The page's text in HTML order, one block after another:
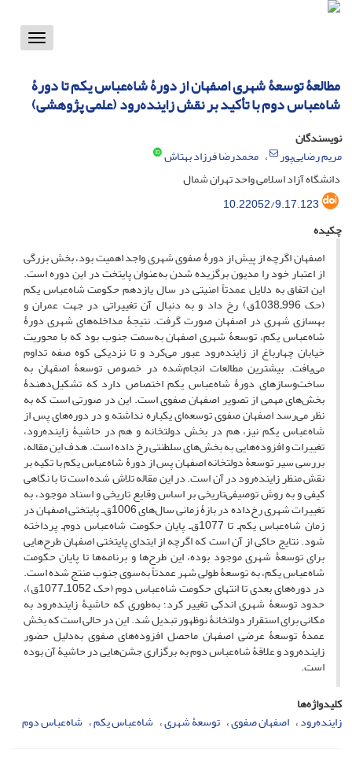
Toggle
مطالعۀ توسعۀ شهری اصفهان از دورۀ شاه‌عباس یکم تا دورۀ
شاه‌عباس دوم با تأکید بر نقش زاینده‌رود (علمی پژوهشی)
نویسندگان
مریم رضایی‌پور
محمدرضا فرزاد بهتاش
دانشگاه آزاد اسلامی واحد تهران شمال
10.22052/9.17.123
چکیده
اصفهان اگرچه از پیش از دورۀ صفوی شهری واجد اهمیت بود، بخش بزرگی
از اعتبار خود را مدیون برگزیده شدن به‌عنوان پایتخت در این دوره است.
این اتفاق به دلایل عمدتاً امنیتی در سال یازدهم حکومت شاه‌عباس یکم
(حک 996ـ1038ق) رخ داد و به ‌دنبال آن تغییراتی در جهت عمران و
بهسازی شهری در اصفهان صورت گرفت. نتیجۀ مداخله‌های شهری دورۀ
شاه‌عباس یکم، توسعۀ شهری اصفهان به‌سمت جنوب بود که با محوریت
خیابان چهارباغ از زاینده‌رود عبور می‌کرد و تا نزدیکی کوه صفه تداوم
می‌یافت. بیشترین مطالعات انجام‌شده در خصوص توسعۀ اصفهان به
ساخت‌وسازهای دورۀ شاه‌عباس یکم اختصاص دارد که تشکیل‌دهندۀ
بخش‌های مهمی از تصویر اصفهان صفوی است. این در صورتی است که به
نظر می‌رسد اصفهان صفوی توسعه‌ای یکباره نداشته و در دوره‌های پس از
شاه‌عباس یکم نیز، هم در بخش دولتخانه و هم در حاشیۀ زاینده‌رود،
تغییرات و افزوده‌هایی به بخش‌های سلطنتی رخ داده است. هدف این مقاله،
بررسی سیر توسعۀ دولتخانه اصفهان پس از دورۀ شاه‌عباس یکم با تکیه بر
نقش منظر زاینده‌رود در آن است. در این مقاله تلاش شده است تا با نگاهی
کیفی و به روش توصیفی‌تاریخی بر اساس وقایع تاریخی و اسناد موجود، به
تغییرات شهری رخ‌داده در بازۀ زمانی سال‌های 1006ق‌ـ پایتختی اصفهان در
زمان شاه‌عباس یکم‌ـ تا 1077ق‌ـ پایان حکومت شاه‌عباس دوم‌ـ پرداخته
شود. نتایج حاکی از آن است که اگرچه از ابتدای پایتختی اصفهان طرح‌هایی
برای توسعۀ شهری موجود بوده، این طرح‌ها و برنامه‌ها تا پایان حکومت
شاه‌عباس یکم، به توسعۀ طولی شهر عمدتاً به‌سوی جنوب منتج شده است.
در دوره‌های بعدی تا انتهای حکومت شاه‌عباس دوم (حک 1052ـ1077ق)،
حدود توسعۀ شهری اندکی تغییر کرد؛ به‌طوری که حاشیۀ زاینده‌رود به
مکانی برای استقرار دولتخانۀ نوظهور تبدیل شد. این در حالی است که بخش
عمدۀ توسعۀ عرضی اصفهان ماحصل افزوده‌های صفوی به‌دلیل حضور
زاینده‌رود و علاقۀ شاه‌عباس دوم به برگزاری جشن‌هایی در حاشیۀ آن بوده
است.
کلیدواژه‌ها
زاینده‌رود اصفهان صفوی توسعۀ شهری شاه‌عباس یکم شاه‌عباس دوم